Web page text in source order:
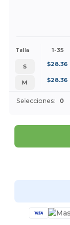
Talla 1-35
S $28.36
M
$28.36
Selecciones: 0